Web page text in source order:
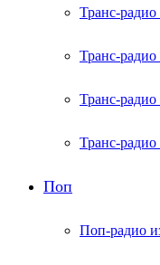
Транс-
Транс-
Транс-
Транс-
Поп
Поп-радио